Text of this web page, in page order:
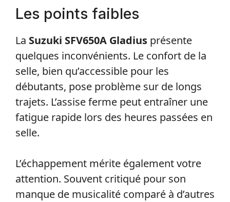
Les points faibles
La Suzuki SFV650A Gladius présente
quelques inconvénients. Le confort de la
selle, bien qu’accessible pour les
débutants, pose problème sur de longs
trajets. L’assise ferme peut entraîner une
fatigue rapide lors des heures passées en
selle.
L’échappement mérite également votre
attention. Souvent critiqué pour son
manque de musicalité comparé à d’autres